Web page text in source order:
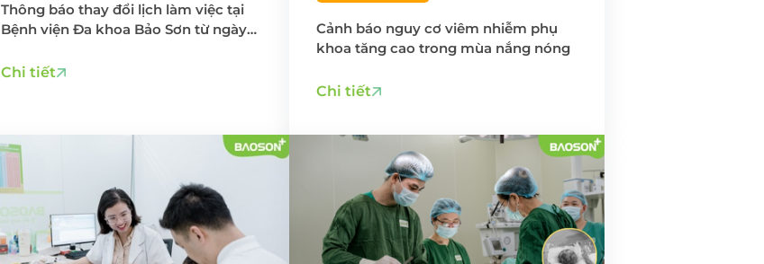
ĐĂNG KÝ KHÁM
Thông báo thay đổi lịch làm việc tại
Bệnh viện Đa khoa Bảo Sơn từ ngày
Chi tiết
Cảnh báo nguy cơ viêm nhiễm phụ
khoa tăng cao trong mùa nắng nóng
Chi tiết